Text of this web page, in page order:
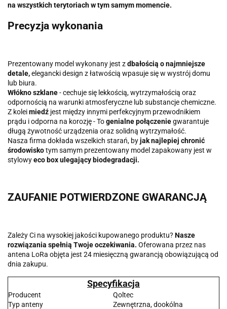
na wszystkich terytoriach w tym samym momencie.
Precyzja wykonania
Prezentowany model wykonany jest zdbałością o najmniejsze
detale,elegancki design z łatwością wpasuje się w wystrój domu
lub biura.
Włókno szklane- cechuje się lekkością, wytrzymałością oraz
odpornością na warunki atmosferyczne lub substancje chemiczne.
Z koleimiedź jest między innymi perfekcyjnym przewodnikiem
prądu i odporna na korozję - Togenialne połączeniegwarantuje
długą żywotność urządzenia oraz solidną wytrzymałość.
Nasza firma dokłada wszelkich starań, byjak najlepiej chronić
środowiskotym samym prezentowany model zapakowany jest w
stylowyeco box ulegający biodegradacji.
ZAUFANIE POTWIERDZONE GWARANCJĄ
Zależy Ci na wysokiej jakości kupowanego produktu? Nasze
rozwiązania spełnią Twoje oczekiwania. Oferowana przez nas
antena LoRa objęta jest 24 miesięczną gwarancją obowiązującą od
dnia zakupu.
Specyfikacja
Producent
Qoltec
Typ anteny
Zewnętrzna, dookólna